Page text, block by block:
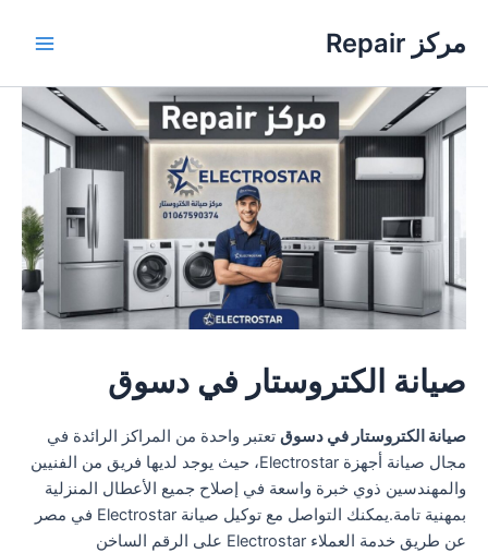
المحتوى
مركز Repair
صيانة الكتروستار في دسوق
صيانة الكتروستار في دسوق تعتبر واحدة من المراكز الرائدة في
مجال صيانة أجهزة Electrostar، حيث يوجد لديها فريق من الفنيين
والمهندسين ذوي خبرة واسعة في إصلاح جميع الأعطال المنزلية
بمهنية تامة.يمكنك التواصل مع توكيل صيانة Electrostar في مصر
عن طريق خدمة العملاء Electrostar على الرقم الساخن